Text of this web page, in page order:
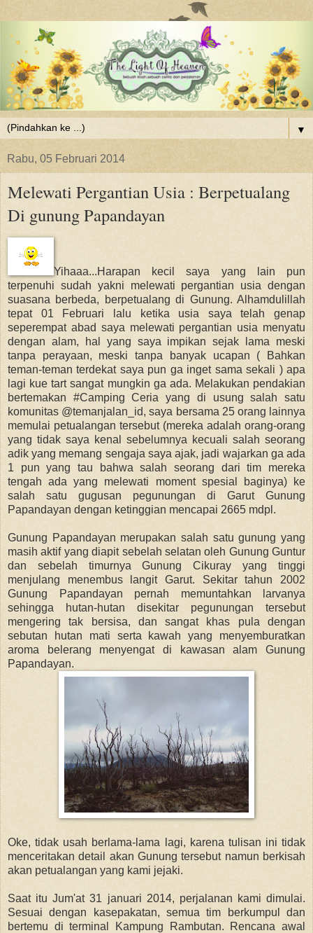
▼
Rabu, 05 Februari 2014
Melewati Pergantian Usia : Berpetualang
Di gunung Papandayan
Yihaaa...Harapan kecil saya yang lain pun
terpenuhi sudah yakni melewati pergantian usia dengan
suasana berbeda, berpetualang di Gunung. Alhamdulillah
tepat 01 Februari lalu ketika usia saya telah genap
seperempat abad saya melewati pergantian usia menyatu
dengan alam, hal yang saya impikan sejak lama meski
tanpa perayaan, meski tanpa banyak ucapan ( Bahkan
teman-teman terdekat saya pun ga inget sama sekali ) apa
lagi kue tart sangat mungkin ga ada. Melakukan pendakian
bertemakan #Camping Ceria yang di usung salah satu
komunitas @temanjalan_id, saya bersama 25 orang lainnya
memulai petualangan tersebut (mereka adalah orang-orang
yang tidak saya kenal sebelumnya kecuali salah seorang
adik yang memang sengaja saya ajak, jadi wajarkan ga ada
1 pun yang tau bahwa salah seorang dari tim mereka
tengah ada yang melewati moment spesial baginya) ke
salah satu gugusan pegunungan di Garut Gunung
Papandayan dengan ketinggian mencapai 2665 mdpl.
Gunung Papandayan merupakan salah satu gunung yang
masih aktif yang diapit sebelah selatan oleh Gunung Guntur
dan sebelah timurnya Gunung Cikuray yang tinggi
menjulang menembus langit Garut. Sekitar tahun 2002
Gunung Papandayan pernah memuntahkan larvanya
sehingga hutan-hutan disekitar pegunungan tersebut
mengering tak bersisa, dan sangat khas pula dengan
sebutan hutan mati serta kawah yang menyemburatkan
aroma belerang menyengat di kawasan alam Gunung
Papandayan.
Oke, tidak usah berlama-lama lagi, karena tulisan ini tidak
menceritakan detail akan Gunung tersebut namun berkisah
akan petualangan yang kami jejaki.
Saat itu Jum'at 31 januari 2014, perjalanan kami dimulai.
Sesuai dengan kasepakatan, semua tim berkumpul dan
bertemu di terminal Kampung Rambutan. Rencana awal